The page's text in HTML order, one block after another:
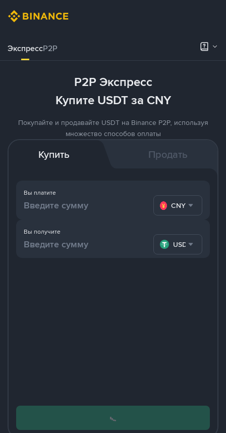
ЭкспрессP2P
P2P Экспресс
Купите USDT за CNY
Покупайте и продавайте USDT на Binance P2P, используя
множество способов оплаты
Купить Продать
Вы платите
CNY
Вы получите
USDT